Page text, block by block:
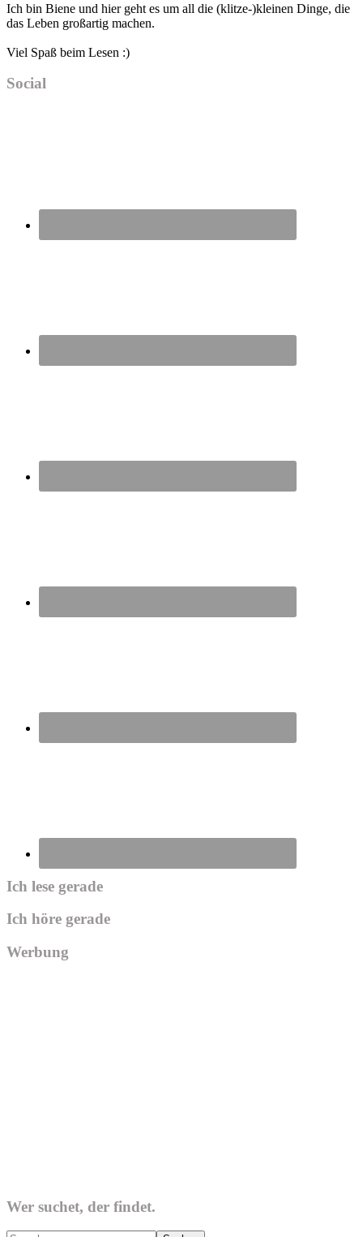
Ich bin Biene und hier geht es um all die (klitze-)kleinen Dinge, die
das Leben großartig machen.
Viel Spaß beim Lesen :)
Social
Ich lese gerade
Ich höre gerade
Werbung
Wer suchet, der findet.